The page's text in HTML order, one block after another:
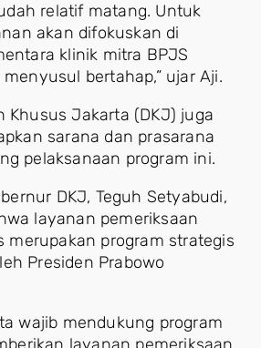
relatif matang. Untuk
akan difokuskan di
klinik mitra BPJS
bertahap,” ujar Aji.
Khusus Jakarta (DKJ) juga
sarana dan prasarana
pelaksanaan program ini.
DKJ, Teguh Setyabudi,
layanan pemeriksaan
merupakan program strategis
Presiden Prabowo
wajib mendukung program